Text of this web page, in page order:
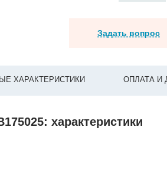
Задать вопрос
ХАРАКТЕРИСТИКИ ОПЛАТА И
характеристики